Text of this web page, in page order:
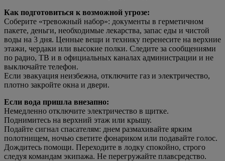
Как подготовиться к возможной угрозе:
Соберите «тревожный набор»: документы в герметичном
пакете, деньги, необходимые лекарства, запас еды и чистой
воды на 3 дня. Ценные вещи и технику перенесите на верхние
этажи, чердаки или высокие полки. Следите за сообщениями
по радио, ТВ и в официальных каналах администрации и не
выключайте телефон.
Если эвакуация неизбежна, отключите газ и электричество,
плотно закройте окна и двери.
Если вода пришла внезапно:
Немедленно отключите электричество в щитке.
Поднимитесь на верхний этаж или крышу.
Подайте сигнал спасателям: днем размахивайте ярким
полотнищем, ночью светите фонариком или подавайте голос.
Дождитесь помощи. Переходите в лодку спокойно, строго
следуя командам экипажа. Не перегружайте плавсредство.